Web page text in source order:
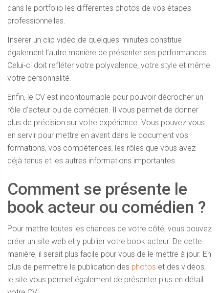
dans le portfolio les différentes photos de vos étapes
professionnelles.
Insérer un clip vidéo de quelques minutes constitue
également l’autre manière de présenter ses performances.
Celui-ci doit refléter votre polyvalence, votre style et même
votre personnalité.
Enfin, le CV est incontournable pour pouvoir décrocher un
rôle d’acteur ou de comédien. Il vous permet de donner
plus de précision sur votre expérience. Vous pouvez vous
en servir pour mettre en avant dans le document vos
formations, vos compétences, les rôles que vous avez
déjà tenus et les autres informations importantes.
Comment se présente le
book acteur ou comédien ?
Pour mettre toutes les chances de votre côté, vous pouvez
créer un site web et y publier votre book acteur. De cette
manière, il serait plus facile pour vous de le mettre à jour. En
plus de permettre la publication des photos et des vidéos,
le site vous permet également de présenter plus en détail